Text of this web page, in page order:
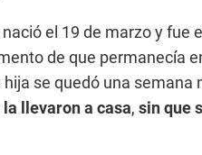
el 19 de marzo y fue
de que permanecía
se quedó una semana
llevaron a casa, sin que